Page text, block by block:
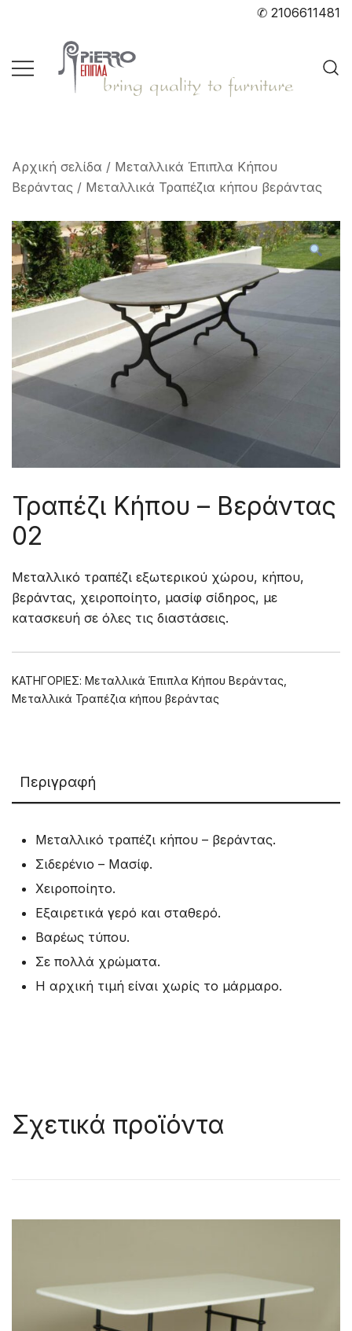
✆ 2106611481
Αρχική σελίδα / Μεταλλικά Έπιπλα Κήπου
Βεράντας / Μεταλλικά Τραπέζια κήπου βεράντας
Τραπέζι Κήπου – Βεράντας
02
Μεταλλικό τραπέζι εξωτερικού χώρου, κήπου,
βεράντας, χειροποίητο, μασίφ σίδηρος, με
κατασκευή σε όλες τις διαστάσεις.
ΚΑΤΗΓΟΡΊΕΣ: Μεταλλικά Έπιπλα Κήπου Βεράντας
Μεταλλικά Τραπέζια κήπου βεράντας
Περιγραφή
Μεταλλικό τραπέζι κήπου – βεράντας.
Σιδερένιο – Μασίφ.
Χειροποίητο.
Εξαιρετικά γερό και σταθερό.
Βαρέως τύπου.
Σε πολλά χρώματα.
Η αρχική τιμή είναι χωρίς το μάρμαρο.
Σχετικά προϊόντα